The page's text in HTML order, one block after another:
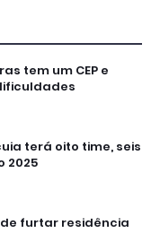
tem um CEP e
terá oito time, seis
2025
furtar residência